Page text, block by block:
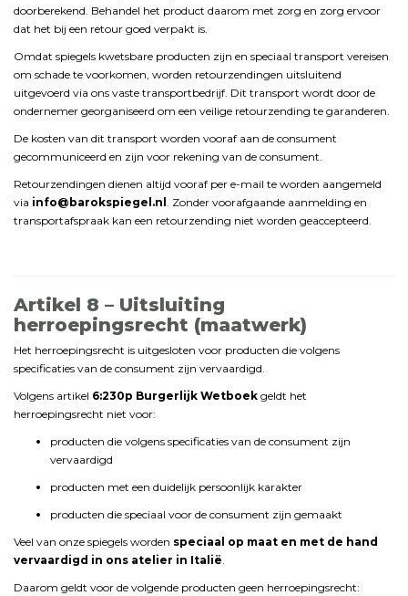
doorberekend. Behandel het product daarom met zorg en zorg ervoor
dat het bij een retour goed verpakt is.
Omdat spiegels kwetsbare producten zijn en speciaal transport vereisen
om schade te voorkomen, worden retourzendingen uitsluitend
uitgevoerd via ons vaste transportbedrijf. Dit transport wordt door de
ondernemer georganiseerd om een veilige retourzending te garanderen.
De kosten van dit transport worden vooraf aan de consument
gecommuniceerd en zijn voor rekening van de consument.
Retourzendingen dienen altijd vooraf per e-mail te worden aangemeld
via info@ barokspiegel.nl . Zonder voorafgaande aanmelding en
transportafspraak kan een retourzending niet worden geaccepteerd.
Artikel 8 – Uitsluiting
herroepingsrecht (maatwerk)
Het herroepingsrecht is uitgesloten voor producten die volgens
specificaties van de consument zijn vervaardigd.
Volgens artikel 6:230p Burgerlijk Wetboek geldt het
herroepingsrecht niet voor:
producten die volgens specificaties van de consument zijn
vervaardigd
producten met een duidelijk persoonlijk karakter
producten die speciaal voor de consument zijn gemaakt
Veel van onze spiegels worden speciaal op maat en met de hand
vervaardigd in ons atelier in Italië.
Daarom geldt voor de volgende producten geen herroepingsrecht: